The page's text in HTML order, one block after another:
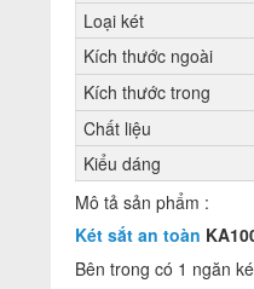
Loại két
Kích thước ngoài
Kích thước trong
Chất liệu
Kiểu dáng
Mô tả sản phẩm :
Két sắt an toàn
Bên trong có 1 ngăn